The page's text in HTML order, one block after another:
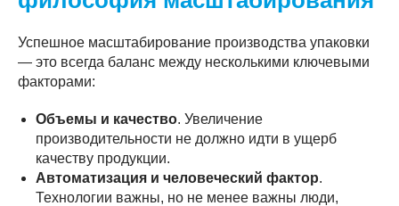
Успешное масштабирование производства упаковки
— это всегда баланс между несколькими ключевыми
факторами:
Объемы и качество. Увеличение
производительности не должно идти в ущерб
качеству продукции.
Автоматизация и человеческий фактор.
Технологии важны, но не менее важны люди,